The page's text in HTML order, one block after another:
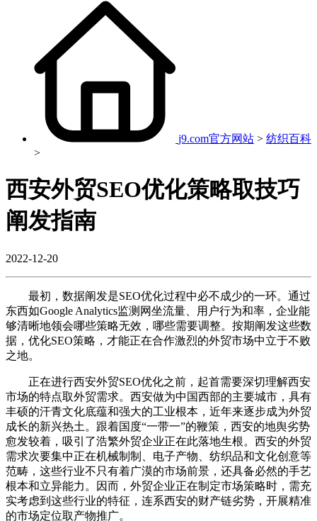
j9.com官方网站 > 纺织百科
>
西安外贸SEO优化策略取技巧
阐发指南
2022-12-20
最初，数据阐发是SEO优化过程中必不成少的一环。通过
东西如Google Analytics监测网坐流量、用户行为和率，企业能
够清晰地领会哪些策略无效，哪些需要调整。按期阐发这些数
据，优化SEO策略，才能正在合作激烈的外贸市场中立于不败
之地。
正在进行西安外贸SEO优化之前，起首需要深切理解西安
市场的特点取外贸需求。西安做为中国西部的主要城市，具有
丰硕的汗青文化底蕴和强大的工业根本，近年来逐步成为外贸
成长的新兴热土。跟着国度“一带一”的鞭策，西安的地舆劣势
愈发较着，吸引了浩繁外贸企业正在此落地生根。西安的外贸
需求次要集中正在机械制制、电子产物、纺织品和文化创意等
范畴，这些行业不只有着广漠的市场前景，还具备必然的手艺
根本和立异能力。因而，外贸企业正在制定市场策略时，需充
实考虑到这些行业的特征，连系西安的财产链劣势，开展精准
的市场定位取产物推广。